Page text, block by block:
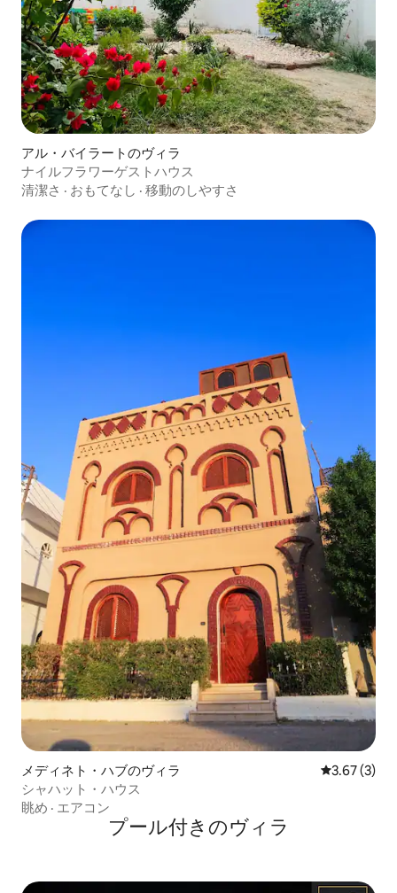
アル・バイラートのヴィラ
ナイルフラワーゲストハウス
清潔さ · おもてなし · 移動のしやすさ
メディネト・ハブのヴィラ レビュー3
3.67 (3)
シャハット・ハウス
眺め · エアコン
プール付きのヴィラ